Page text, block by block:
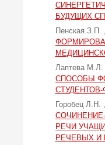
БУДУЩИХ
Пенская З.П.
Лаптева М.Л.
СПОСОБЫ
Горобец Л.Н.
РЕЧИ
РЕЧЕВЫХ И